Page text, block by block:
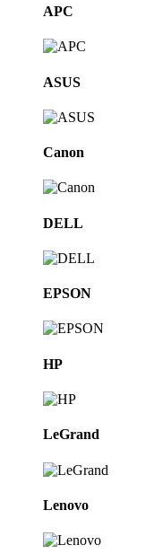
APC
ASUS
Canon
DELL
EPSON
HP
LeGrand
Lenovo